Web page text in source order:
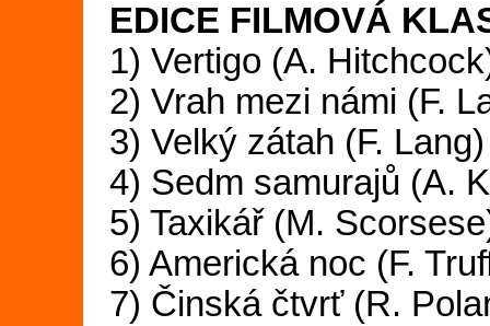
EDICE FILMOVÁ
1) Vertigo (A.
2) Vrah mezi námi
3) Velký zátah
4) Sedm samurajů
5) Taxikář (M.
6) Americká noc
7) Činská čtvrť